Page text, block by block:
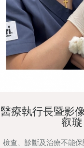
醫療執行長暨影
叡璇
檢查、診斷及治療不能